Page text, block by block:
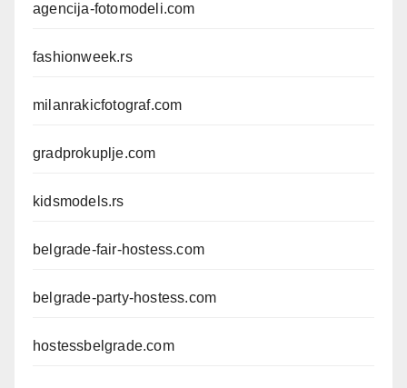
agencija-fotomodeli.com
fashionweek.rs
milanrakicfotograf.com
gradprokuplje.com
kidsmodels.rs
belgrade-fair-hostess.com
belgrade-party-hostess.com
hostessbelgrade.com